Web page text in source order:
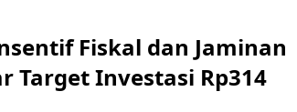
Fiskal dan Jaminan
Target Investasi Rp314